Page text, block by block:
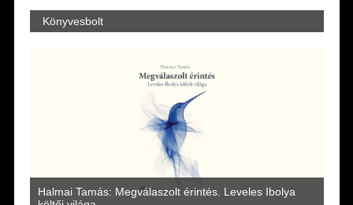
Könyvesbolt
Halmai Tamás: Megválaszolt érintés. Leveles Ibolya